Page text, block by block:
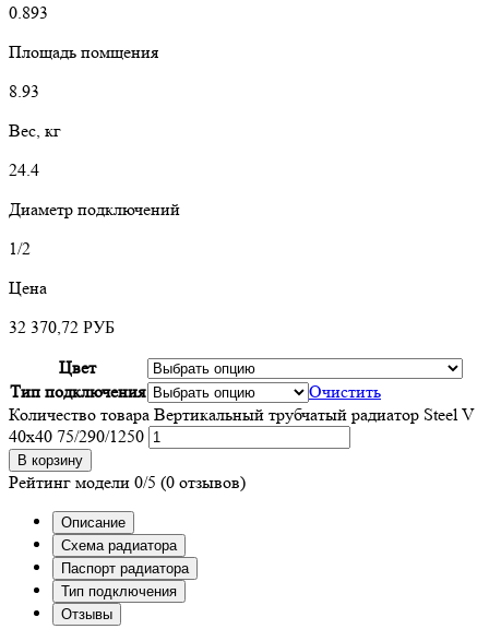
0.893
Площадь помщения
8.93
Вес, кг
24.4
Диаметр подключений
1/2
Цена
32 370,72 РУБ
Цвет
Тип подключения
Очистить
Количество товара Вертикальный трубчатый радиатор Steel V
40х40 75/290/1250
В корзину
Рейтинг модели 0/5 (0 отзывов)
Описание
Схема радиатора
Паспорт радиатора
Тип подключения
Отзывы